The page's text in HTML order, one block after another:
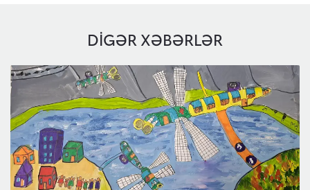
Servis və zəmanət
Xüsusi servis kampaniyası
Toyota Kasko
Zəmanət
Xüsusi təkliflər
Korporativ təklif
Korporativ təklif
DIGƏR XƏBƏRLƏR